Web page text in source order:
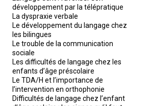
développement par la télépratique
La dyspraxie verbale
Le développement du langage chez
les bilingues
Le trouble de la communication
sociale
Les difficultés de langage chez les
enfants d’âge préscolaire
Le TDA/H et l’importance de
l’intervention en orthophonie
Difficultés de langage chez l’enfant